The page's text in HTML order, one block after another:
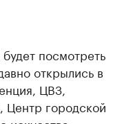
посмотреть
открылись в
ЦВЗ,
Центр городской